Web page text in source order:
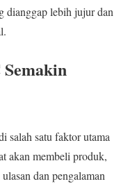
dianggap lebih jujur dan
salah satu faktor utama
akan membeli produk,
dan pengalaman